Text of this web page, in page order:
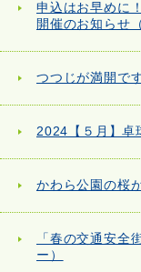
申込はお早めに
開催のお知らせ
つつじが満開で
2024【５月】卓
かわら公園の桜
「春の交通安全
ー）